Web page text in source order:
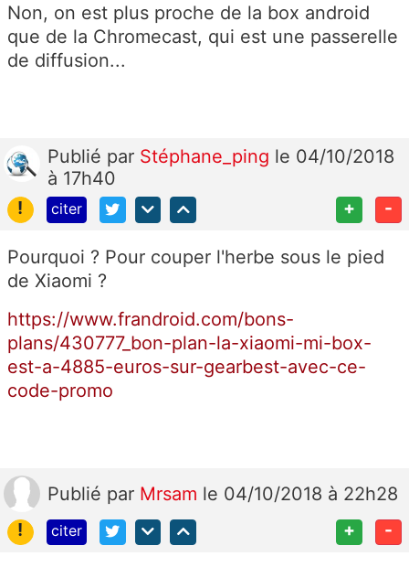
Non, on est plus proche de la box android
que de la Chromecast, qui est une passerelle
de diffusion...
Publié par Stéphane_ping le 04/10/2018
à 17h40
!
citer + -
Pourquoi ? Pour couper l'herbe sous le pied
de Xiaomi ?
https://www.frandroid.com/bons-
plans/430777_bon-plan-la-xiaomi-mi-box-
est-a-4885-euros-sur-gearbest-avec-ce-
code-promo
Publié par Mrsam le 04/10/2018 à 22h28
!
citer + -